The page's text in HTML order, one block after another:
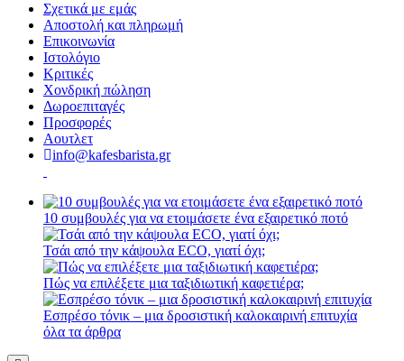
Σχετικά με εμάς
Αποστολή και πληρωμή
Επικοινωνία
Ιστολόγιο
Κριτικές
Χονδρική πώληση
Δωροεπιταγές
Προσφορές
Αουτλετ
info@kafesbarista.gr
10 συμβουλές για να ετοιμάσετε ένα εξαιρετικό ποτό
Τσάι από την κάψουλα ECO, γιατί όχι;
Πώς να επιλέξετε μια ταξιδιωτική καφετιέρα;
Εσπρέσο τόνικ – μια δροσιστική καλοκαιρινή επιτυχία
όλα τα άρθρα